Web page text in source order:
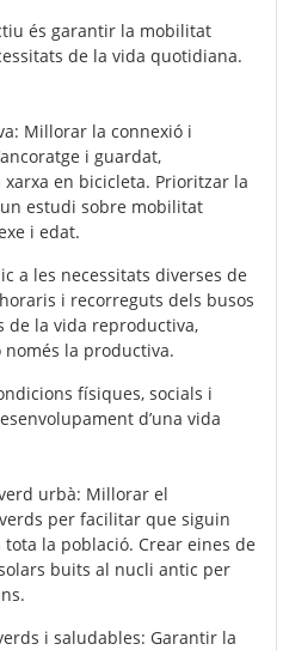
és garantir la mobilitat
de la vida quotidiana.
Millorar la connexió i
i guardat,
en bicicleta. Prioritzar la
estudi sobre mobilitat
i edat.
a les necessitats diverses de
i recorreguts dels busos
de la vida reproductiva,
la productiva.
físiques, socials i
d’una vida
urbà: Millorar el
per facilitar que siguin
la població. Crear eines de
buits al nucli antic per
i saludables: Garantir la